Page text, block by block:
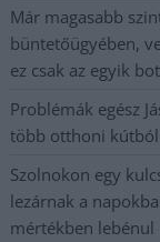
Már magasabb
büntetőügyében,
ez csak az egyik
Problémák egész
több otthoni
Szolnokon egy
lezárnak a
mértékben lebénul